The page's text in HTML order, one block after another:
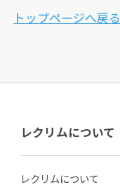
トップページへ戻る
レクリムについて
レクリムについて